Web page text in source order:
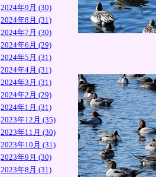
2024年9月 (30)
2024年8月 (31)
2024年7月 (30)
2024年6月 (29)
2024年5月 (31)
2024年4月 (31)
2024年3月 (31)
2024年2月 (29)
2024年1月 (31)
2023年12月 (35)
2023年11月 (30)
2023年10月 (31)
2023年9月 (30)
2023年8月 (31)